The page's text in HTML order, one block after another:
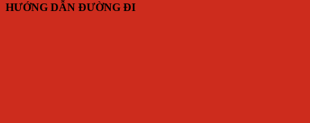
HƯỚNG DẪN ĐƯỜNG ĐI